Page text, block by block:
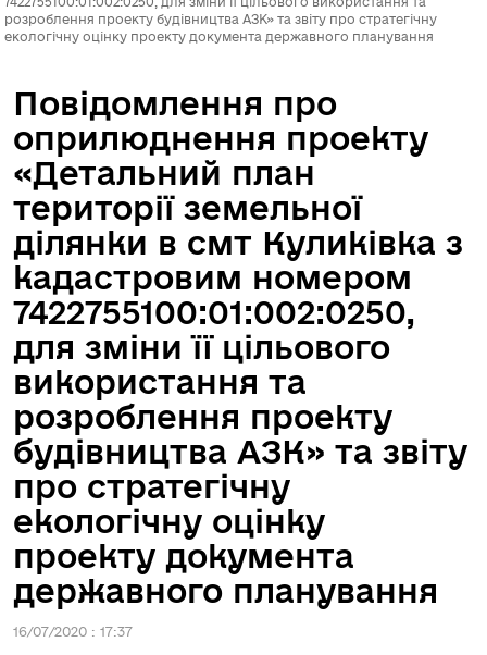
розроблення проекту будівництва АЗК» та звіту про стратегічну
екологічну оцінку проекту документа державного планування
Повідомлення про
оприлюднення проекту
«Детальний план
території земельної
ділянки в смт Куликівка з
кадастровим номером
7422755100:01:002:0250,
для зміни її цільового
використання та
розроблення проекту
будівництва АЗК» та звіту
про стратегічну
екологічну оцінку
проекту документа
державного планування
16/07/2020 : 17:37